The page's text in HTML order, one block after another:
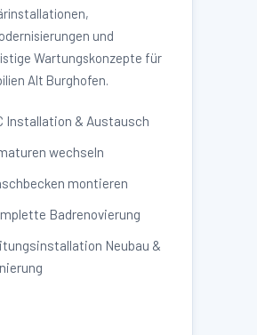
und
Wartungskonzepte für
Alt Burghofen.
Installation & Austausch
wechseln
montieren
Badrenovierung
Neubau &